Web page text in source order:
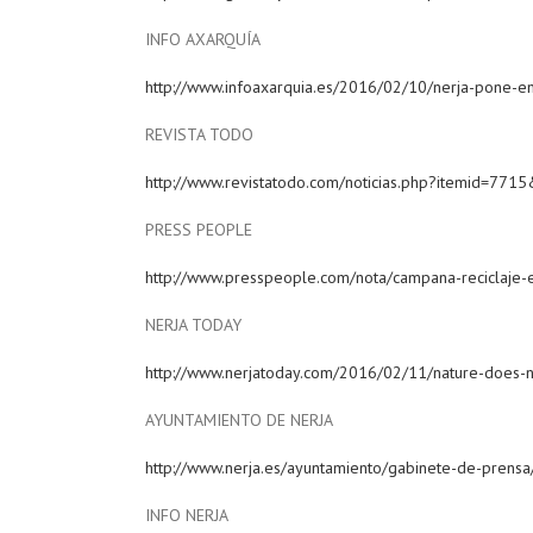
INFO AXARQUÍA
http://www.infoaxarquia.es/2016/02/10/nerja-pone-
REVISTA TODO
http://www.revistatodo.com/
PRESS PEOPLE
http://www.presspeople.com/nota/campana-
NERJA TODAY
http://www.nerjatoday.com/2016/02/11/nature-does-
AYUNTAMIENTO DE NERJA
http://www.nerja.es/ayuntamiento/gabinete-de-
INFO NERJA